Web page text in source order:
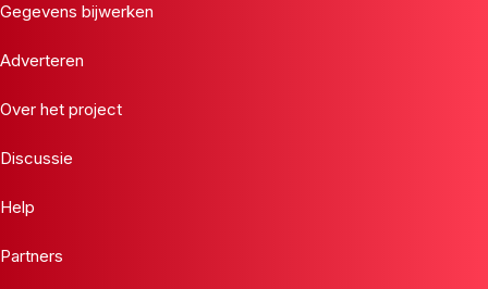
Gegevens bijwerken
Adverteren
Over het project
Discussie
Help
Partners